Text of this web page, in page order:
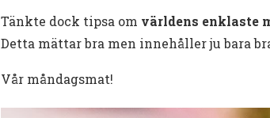
Tänkte dock tipsa om världens enklaste
Detta mättar bra men innehåller ju bara
Vår måndagsmat!